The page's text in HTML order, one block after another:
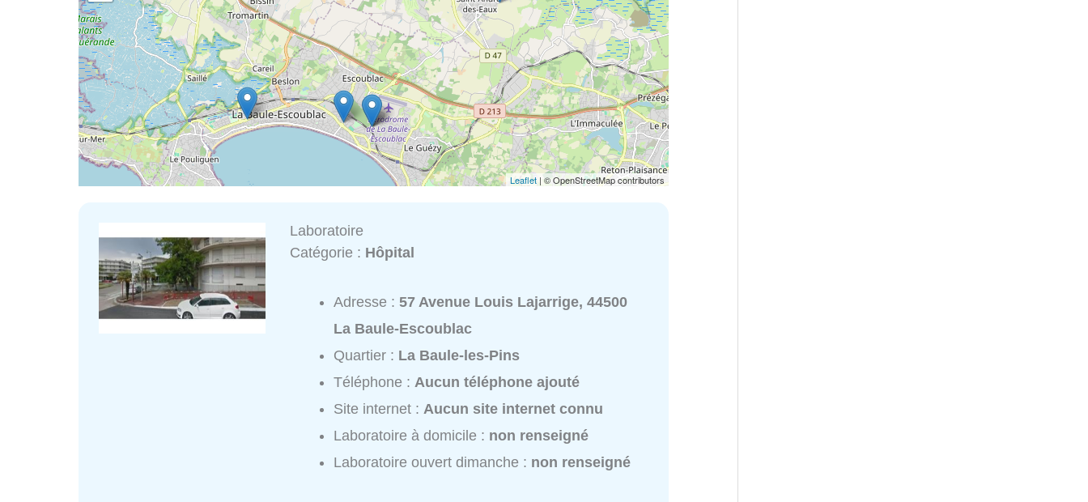
Leaflet | © OpenStreetMap contributors
Laboratoire
Catégorie : Hôpital
Adresse :57 Avenue Louis Lajarrige, 44500
La Baule-Escoublac
Quartier : La Baule-les-Pins
Téléphone :Aucun téléphone ajouté
Site internet :Aucun site internet connu
Laboratoire à domicile : non renseigné
Laboratoire ouvert dimanche : non renseigné